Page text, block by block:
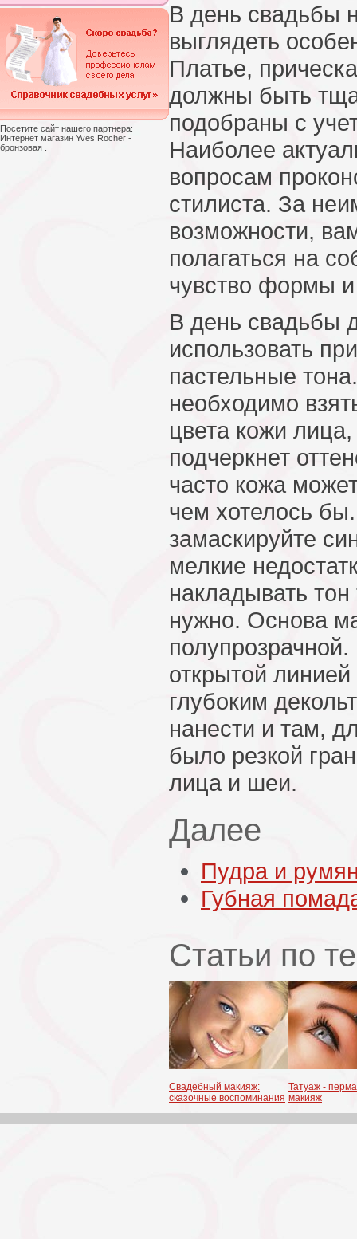
Посетите сайт нашего партнера:
Интернет магазин Yves Rocher -
бронзовая .
В день свадьбы
выглядеть
Платье,
должны быть
подобраны с
Наиболее
вопросам
стилиста. За
возможности,
полагаться на
чувство формы и
В день свадьбы
использовать
пастельные
необходимо
цвета кожи
подчеркнет
часто кожа
чем хотелось
замаскируйте
мелкие
накладывать
нужно. Основа
открытой
глубоким
нанести и там,
было резкой
лица и шеи.
Далее
Пудра и
Губная
Статьи по
Свадебный макияж:
сказочные воспоминания
Татуаж -
макияж